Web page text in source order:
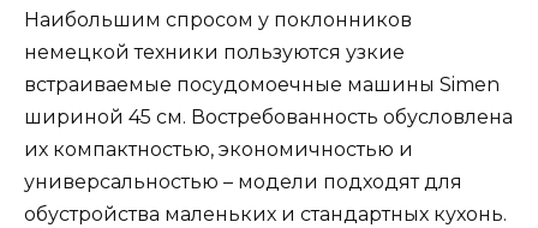
Наибольшим спросом у поклонников
немецкой техники пользуются узкие
встраиваемые посудомоечные машины Simen
шириной 45 см. Востребованность обусловлена
​​их компактностью, экономичностью и
универсальностью – модели подходят для
обустройства маленьких и стандартных кухонь.